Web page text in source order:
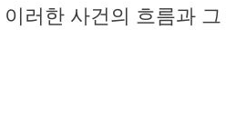
러한 사건의 흐름과 그